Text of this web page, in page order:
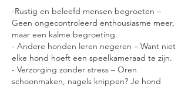
-Rustig en beleefd mensen begroeten –
Geen ongecontroleerd enthousiasme meer,
maar een kalme begroeting.
- Andere honden leren negeren – Want niet
elke hond hoeft een speelkameraad te zijn.
- Verzorging zonder stress – Oren
schoonmaken, nagels knippen? Je hond